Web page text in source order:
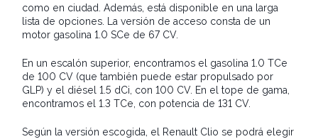
como en ciudad. Además, está disponible en una larga
lista de opciones. La versión de acceso consta de un
motor gasolina 1.0 SCe de 67 CV.
En un escalón superior, encontramos el gasolina 1.0 TCe
de 100 CV (que también puede estar propulsado por
GLP) y el diésel 1.5 dCi, con 100 CV. En el tope de gama,
encontramos el 1.3 TCe, con potencia de 131 CV.
Según la versión escogida, el Renault Clio se podrá elegir